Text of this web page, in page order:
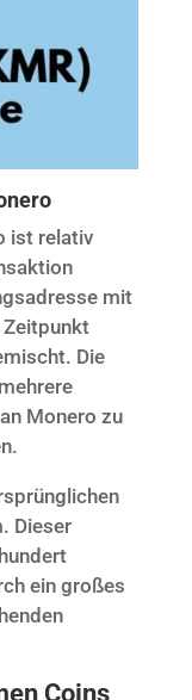
ist relativ
mit
Zeitpunkt
Die
Monero zu
Dieser
ein großes
Coins